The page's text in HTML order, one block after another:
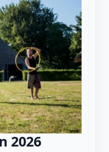
2026